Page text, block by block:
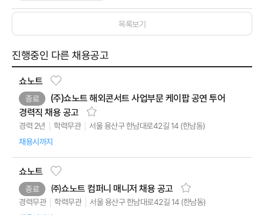
목록보기
진행중인 다른 채용공고
쇼노트
종료
(주)쇼노트 해외콘서트 사업부문 케이팝 공연 투어
경력직 채용 공고
경력 2년 학력무관 서울 용산구 한남대로42길 14 (한남동)
채용시까지
쇼노트
종료 ㈜쇼노트 컴퍼니 매니저 채용 공고
경력무관 학력무관 서울 용산구 한남대로42길 14 (한남동)